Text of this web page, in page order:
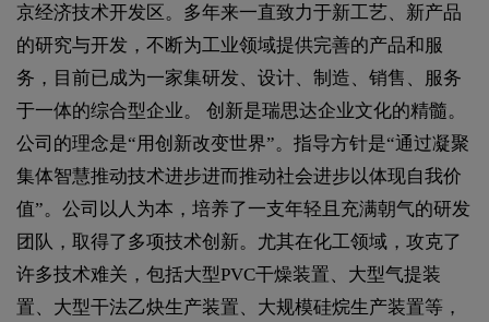
京经济技术开发区。多年来一直致力于新工艺、新产品
的研究与开发，不断为工业领域提供完善的产品和服
务，目前已成为一家集研发、设计、制造、销售、服务
于一体的综合型企业。 创新是瑞思达企业文化的精髓。
公司的理念是“用创新改变世界”。指导方针是“通过凝聚
集体智慧推动技术进步进而推动社会进步以体现自我价
值”。公司以人为本，培养了一支年轻且充满朝气的研发
团队，取得了多项技术创新。尤其在化工领域，攻克了
许多技术难关，包括大型PVC干燥装置、大型气提装
置、大型干法乙炔生产装置、大规模硅烷生产装置等，